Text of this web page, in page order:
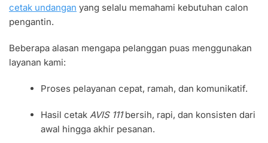
cetak undangan yang selalu memahami kebutuhan calon
pengantin.
Beberapa alasan mengapa pelanggan puas menggunakan
layanan kami:
Proses pelayanan cepat, ramah, dan komunikatif.
Hasil cetak AVIS 111bersih, rapi, dan konsisten dari
awal hingga akhir pesanan.